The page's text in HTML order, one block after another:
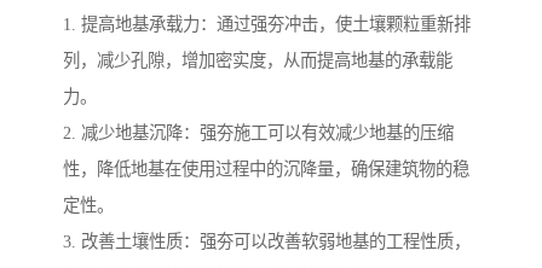
1. 提高地基承载力：通过强夯冲击，使土壤颗粒重新排
列，减少孔隙，增加密实度，从而提高地基的承载能
力。
2. 减少地基沉降：强夯施工可以有效减少地基的压缩
性，降低地基在使用过程中的沉降量，确保建筑物的稳
定性。
3. 改善土壤性质：强夯可以改善软弱地基的工程性质，